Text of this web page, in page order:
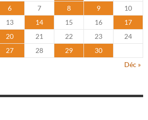
6 7 8 9
10
13 14 15 16
17
20 21 22 23
24
27 28 29
30
Déc »